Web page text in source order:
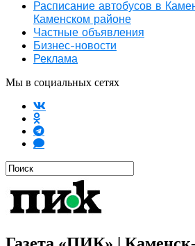
Расписание автобусов в
Каменском районе
Частные объявления
Бизнес-новости
Реклама
Мы в социальных сетях